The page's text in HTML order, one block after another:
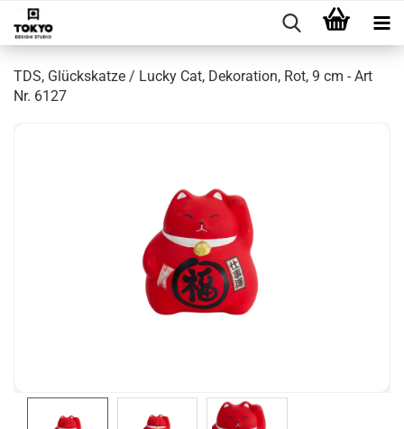
TDS, Glückskatze / Lucky Cat, Dekoration, Rot, 9 cm - Art
Nr. 6127